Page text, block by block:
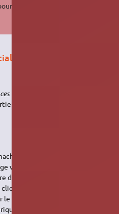
obtenir
du dispositif
→
par Pulse Audio ou
vous entendez des
vous vous apercevez que le
de la lecture sur la vidéo finale,
sur
le périphérique de sortie.
jusqu'à ce que le problème